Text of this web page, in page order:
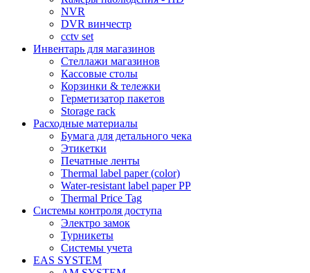
NVR
DVR винчестр
cctv set
Инвентарь для магазинов
Стеллажи магазинов
Кассовые столы
Корзинки & тележки
Герметизатор пакетов
Storage rack
Расходные материалы
Бумага для детального чека
Этикетки
Печатные ленты
Thermal label paper (color)
Water-resistant label paper PP
Thermal Price Tag
Системы контроля доступа
Электро замок
Турникеты
Cистемы учета
EAS SYSTEM